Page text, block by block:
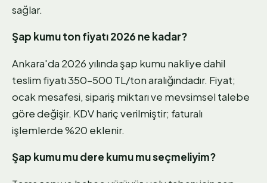
sağlar.
Şap kumu ton fiyatı 2026 ne kadar?
Ankara'da 2026 yılında şap kumu nakliye dahil
teslim fiyatı 350–500 TL/ton aralığındadır. Fiyat;
ocak mesafesi, sipariş miktarı ve mevsimsel talebe
göre değişir. KDV hariç verilmiştir; faturalı
işlemlerde %20 eklenir.
Şap kumu mu dere kumu mu seçmeliyim?